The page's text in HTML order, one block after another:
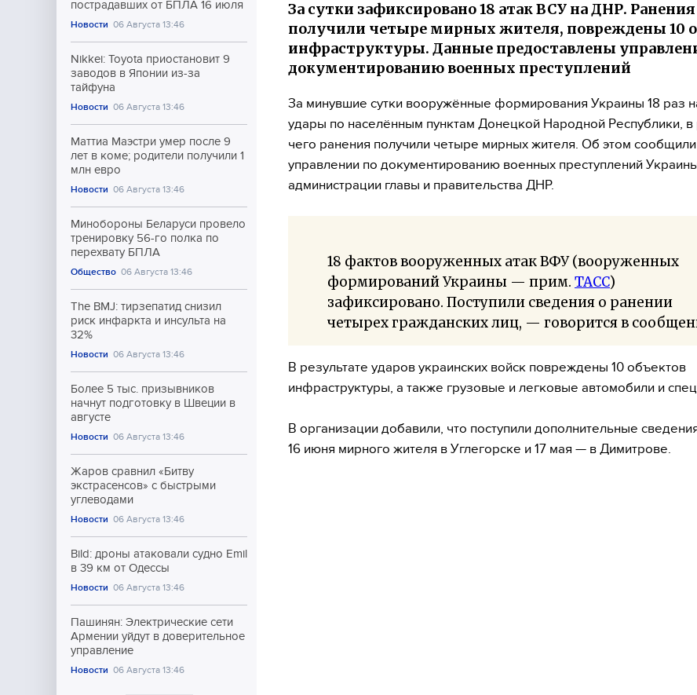
пострадавших от БПЛА 16 июля
Новости 06 Августа 13:46
Nikkei: Toyota приостановит 9
заводов в Японии из-за
тайфуна
Новости 06 Августа 13:46
Маттиа Маэстри умер после 9
лет в коме; родители получили 1
млн евро
Новости 06 Августа 13:46
Минобороны Беларуси провело
тренировку 56-го полка по
перехвату БПЛА
Общество 06 Августа 13:46
The BMJ: тирзепатид снизил
риск инфаркта и инсульта на
32%
Новости 06 Августа 13:46
Более 5 тыс. призывников
начнут подготовку в Швеции в
августе
Новости 06 Августа 13:46
Жаров сравнил «Битву
экстрасенсов» с быстрыми
углеводами
Новости 06 Августа 13:46
Bild: дроны атаковали судно Emil
в 39 км от Одессы
Новости 06 Августа 13:46
Пашинян: Электрические сети
Армении уйдут в доверительное
управление
Новости 06 Августа 13:46
За сутки зафиксировано 18 атак ВСУ на ДНР. Ранения
получили четыре мирных жителя, повреждены 10
инфраструктуры. Данные предоставлены
документированию военных преступлений
За минувшие сутки вооружённые формирования Украины 18 раз
удары по населённым пунктам Донецкой Народной Республики, в
чего ранения получили четыре мирных жителя. Об этом
управлении по документированию военных преступлений
администрации главы и правительства ДНР.
18 фактов вооруженных атак ВФУ (вооруженных
формирований Украины — прим. ТАСС)
зафиксировано. Поступили сведения о ранении
четырех гражданских лиц, — говорится в
В результате ударов украинских войск повреждены 10 объектов
инфраструктуры, а также грузовые и легковые автомобили и
В организации добавили, что поступили дополнительные
16 июня мирного жителя в Углегорске и 17 мая — в Димитрове.